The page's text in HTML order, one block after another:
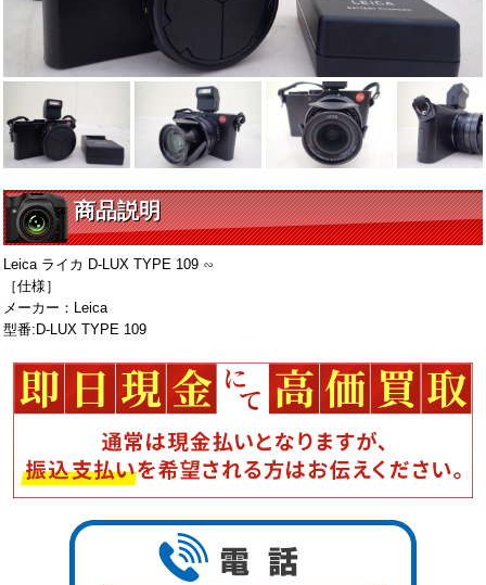
商品説明
Leica ライカ D-LUX TYPE 109 ∽
［仕様］
メーカー：Leica
型番:D-LUX TYPE 109